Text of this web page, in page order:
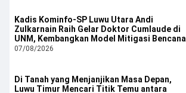
Kadis Kominfo-SP Luwu Utara Andi
Zulkarnain Raih Gelar Doktor Cumlaude di
UNM, Kembangkan Model Mitigasi Bencana
07/08/2026
Di Tanah yang Menjanjikan Masa Depan,
Luwu Timur Mencari Titik Temu antara